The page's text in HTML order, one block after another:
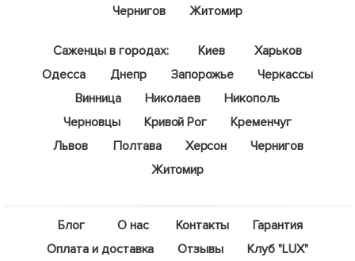
Чернигов
Житомир
Саженцы в городах: Киев
Харьков
Одесса
Днепр Запорожье
Черкассы
Винница
Николаев
Никополь
Черновцы
Кривой Рог
Кременчуг
Львов
Полтава Херсон
Чернигов
Житомир
Блог О нас Контакты
Гарантия
Оплата и доставка
Отзывы
Клуб "LUX"